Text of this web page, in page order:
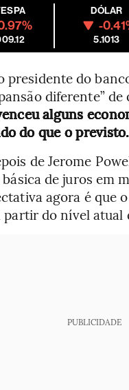
DÓLAR
-
5.1013
do
diferente”
alguns
do que o previsto.
de Jerome
de juros em
agora é que
do nível atual
PUBLICIDADE